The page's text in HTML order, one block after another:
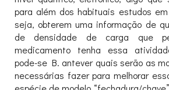
para além dos habituais estudos
seja, obterem uma informação de
de densidade de carga que
medicamento tenha essa
pode-se B. antever quais serão as
necessárias fazer para melhorar